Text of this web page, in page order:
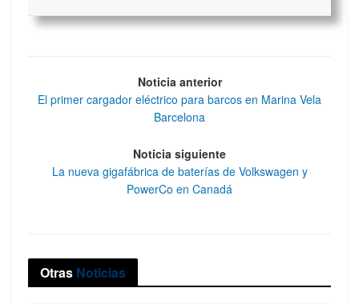
Noticia anterior
El primer cargador eléctrico para barcos en Marina Vela
Barcelona
Noticia siguiente
La nueva gigafábrica de baterías de Volkswagen y
PowerCo en Canadá
Otras Noticias